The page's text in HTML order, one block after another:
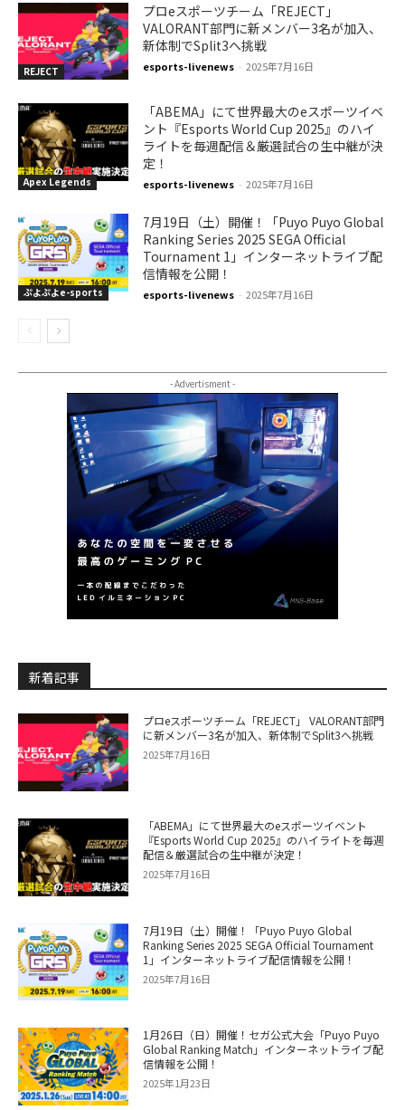
REJECT
プロeスポーツチーム「REJECT」
VALORANT部門に新メンバー3名が加入、
新体制でSplit3へ挑戦
esports-livenews - 2025年7月16日
Apex Legends
「ABEMA」にて世界最大のeスポーツイベ
ント『Esports World Cup 2025』のハイ
ライトを毎週配信＆厳選試合の生中継が決
定！
esports-livenews - 2025年7月16日
ぷよぷよe-sports
7月19日（土）開催！「Puyo Puyo Global
Ranking Series 2025 SEGA Official
Tournament 1」インターネットライブ配
信情報を公開！
esports-livenews - 2025年7月16日
- Advertisment -
新着記事
プロeスポーツチーム「REJECT」 VALORANT部門
に新メンバー3名が加入、新体制でSplit3へ挑戦
2025年7月16日
「ABEMA」にて世界最大のeスポーツイベント
『Esports World Cup 2025』のハイライトを毎週
配信＆厳選試合の生中継が決定！
2025年7月16日
7月19日（土）開催！「Puyo Puyo Global
Ranking Series 2025 SEGA Official Tournament
1」インターネットライブ配信情報を公開！
2025年7月16日
1月26日（日）開催！セガ公式大会「Puyo Puyo
Global Ranking Match」インターネットライブ配
信情報を公開！
2025年1月23日